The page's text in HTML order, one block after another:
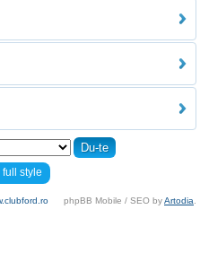
style
phpBB Mobile / SEO byArtodia